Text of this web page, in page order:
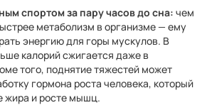
спортом за пару часов до сна: чем
метаболизм в организме — ему
энергию для горы мускулов. В
калорий сжигается даже в
того, поднятие тяжестей может
гормона роста человека, который
жира и росте мышц.